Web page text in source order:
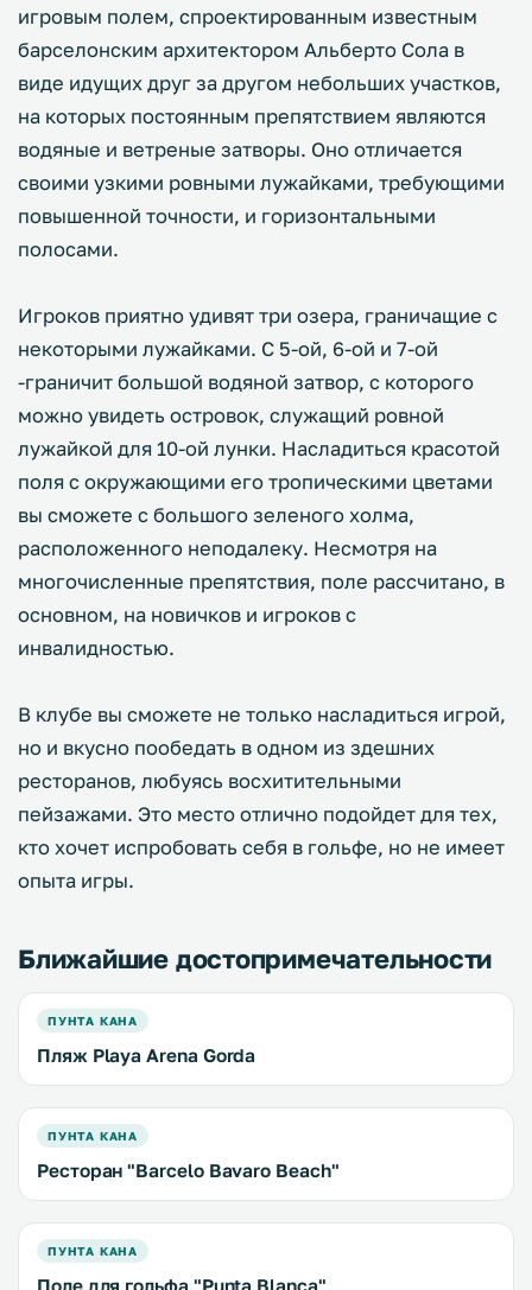
игровым полем, спроектированным известным
барселонским архитектором Альберто Сола в
виде идущих друг за другом небольших участков,
на которых постоянным препятствием являются
водяные и ветреные затворы. Оно отличается
своими узкими ровными лужайками, требующими
повышенной точности, и горизонтальными
полосами.
Игроков приятно удивят три озера, граничащие с
некоторыми лужайками. С 5-ой, 6-ой и 7-ой
-граничит большой водяной затвор, с которого
можно увидеть островок, служащий ровной
лужайкой для 10-ой лунки. Насладиться красотой
поля с окружающими его тропическими цветами
вы сможете с большого зеленого холма,
расположенного неподалеку. Несмотря на
многочисленные препятствия, поле рассчитано, в
основном, на новичков и игроков с
инвалидностью.
В клубе вы сможете не только насладиться игрой,
но и вкусно пообедать в одном из здешних
ресторанов, любуясь восхитительными
пейзажами. Это место отлично подойдет для тех,
кто хочет испробовать себя в гольфе, но не имеет
опыта игры.
Ближайшие достопримечательности
ПУНТА КАНА
Пляж Playa Arena Gorda
ПУНТА КАНА
Ресторан "Barcelo Bavaro Beach"
ПУНТА КАНА
Поле для гольфа "Punta Blanca"